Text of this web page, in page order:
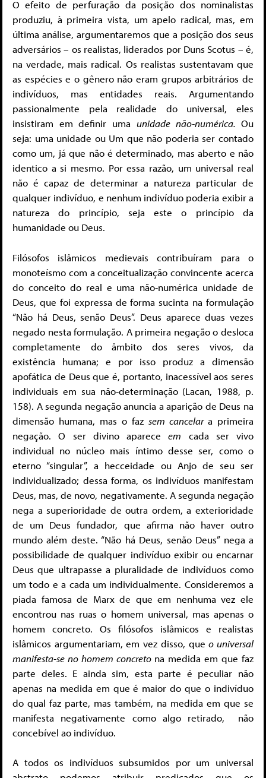
O efeito de perfuração da posição dos nominalistas
produziu, à primeira vista, um apelo radical, mas, em
última análise, argumentaremos que a posição dos seus
adversários – os realistas, liderados por Duns Scotus – é,
na verdade, mais radical. Os realistas sustentavam que
as espécies e o gênero não eram grupos arbitrários de
indivíduos, mas entidades reais. Argumentando
passionalmente pela realidade do universal, eles
insistiram em definir uma unidade não-numérica.Ou
seja: uma unidade ou Um que não poderia ser contado
como um, já que não é determinado, mas aberto e não
identico a si mesmo. Por essa razão, um universal real
não é capaz de determinar a natureza particular de
qualquer indivíduo, e nenhum indivíduo poderia exibir a
natureza do princípio, seja este o princípio da
humanidade ou Deus.
Filósofos islâmicos medievais contribuíram para o
monoteísmo com a conceitualização convincente acerca
do conceito do real e uma não-numérica unidade de
Deus, que foi expressa de forma sucinta na formulação
“Não há Deus, senão Deus”. Deus aparece duas vezes
negado nesta formulação. A primeira negação o desloca
completamente do âmbito dos seres vivos, da
existência humana; e por isso produz a dimensão
apofática de Deus que é, portanto, inacessível aos seres
individuais em sua não-determinação (Lacan, 1988, p.
158). A segunda negação anuncia a aparição de Deus na
dimensão humana, mas o faz sem cancelar a primeira
negação. O ser divino apareceem cada ser vivo
individual no núcleo mais íntimo desse ser, como o
eterno “singular”, a hecceidade ou Anjo de seu ser
individualizado; dessa forma, os indivíduos manifestam
Deus, mas, de novo, negativamente. A segunda negação
nega a superioridade de outra ordem, a exterioridade
de um Deus fundador, que afirma não haver outro
mundo além deste. “Não há Deus, senão Deus” nega a
possibilidade de qualquer indivíduo exibir ou encarnar
Deus que ultrapasse a pluralidade de indivíduos como
um todo e a cada um individualmente. Consideremos a
piada famosa de Marx de que em nenhuma vez ele
encontrou nas ruas o homem universal, mas apenas o
homem concreto. Os filósofos islâmicos e realistas
islâmicos argumentariam, em vez disso, queo universal
manifesta-se no homem concreto na medida em que faz
parte deles. E ainda sim, esta parte é peculiar não
apenas na medida em que é maior do que o indivíduo
do qual faz parte, mas também, na medida em que se
manifesta negativamente como algo retirado, não
concebível ao indivíduo.
A todos os indivíduos subsumidos por um universal